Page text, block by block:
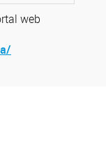
web